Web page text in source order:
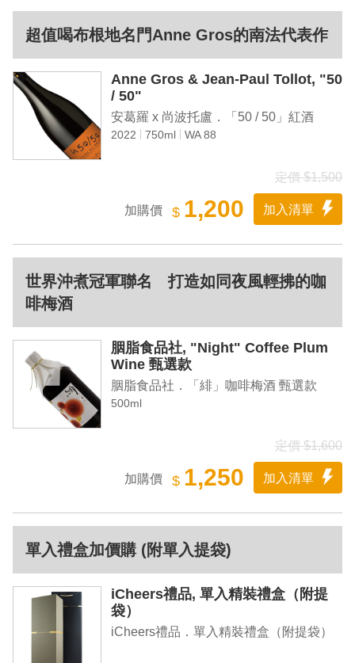
超值喝布根地名門Anne Gros的南法代表作
Anne Gros & Jean-Paul Tollot, "50
/ 50"
安葛羅 x 尚波托盧．「50 / 50」紅酒
2022 750ml WA 88
定價 $1,500
$ 1,200 加入清單
加購價
世界沖煮冠軍聯名 打造如同夜風輕拂的咖
啡梅酒
胭脂食品社, "Night" Coffee Plum
Wine 甄選款
胭脂食品社．「緋」咖啡梅酒 甄選款
500ml
定價 $1,600
$ 1,250 加入清單
加購價
單入禮盒加價購 (附單入提袋)
iCheers禮品, 單入精裝禮盒（附提
袋）
iCheers禮品．單入精裝禮盒（附提袋）